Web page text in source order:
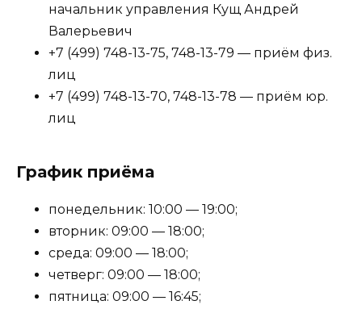
начальник управления Кущ Андрей
Валерьевич
+7 (499) 748-13-75, 748-13-79 — приём физ.
лиц
+7 (499) 748-13-70, 748-13-78 — приём юр.
лиц
График приёма
понедельник: 10:00 — 19:00;
вторник: 09:00 — 18:00;
среда: 09:00 — 18:00;
четверг: 09:00 — 18:00;
пятница: 09:00 — 16:45;